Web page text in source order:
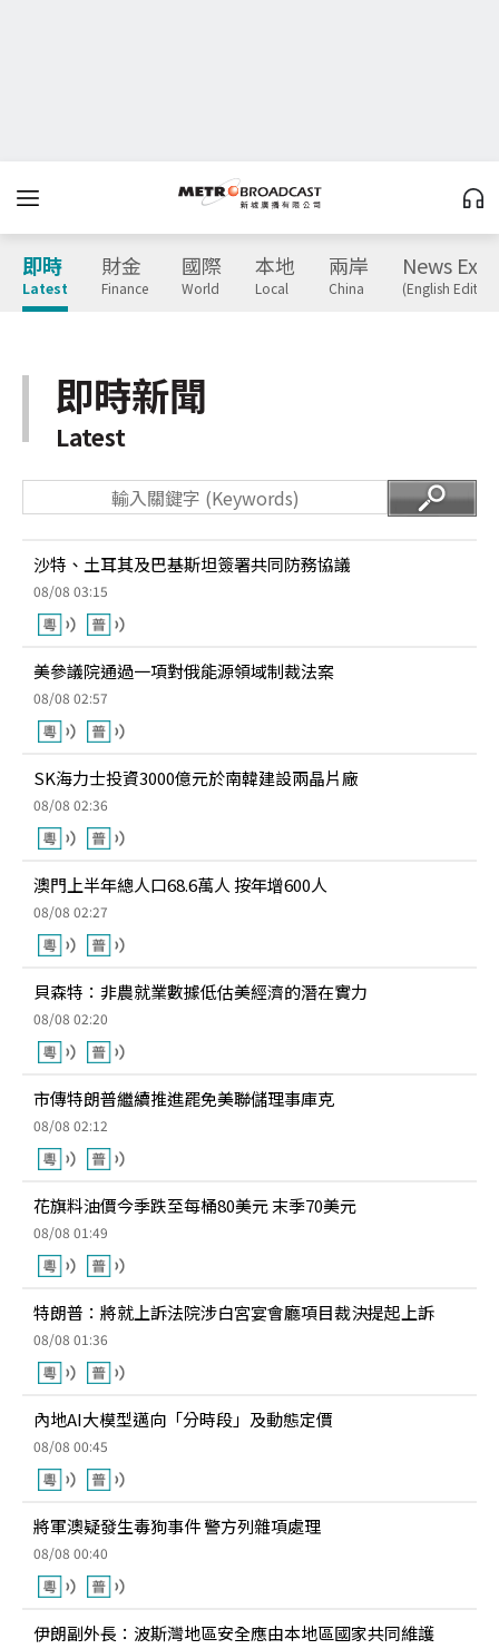
即時
Latest
財金
Finance
國際
World
本地
Local
兩岸
China
News
(English
即時新聞
Latest
沙特、土耳其及巴基斯坦簽署共同防務協議
08/08 03:15
美參議院通過一項對俄能源領域制裁法案
08/08 02:57
SK海力士投資3000億元於南韓建設兩晶片廠
08/08 02:36
澳門上半年總人口68.6萬人 按年增600人
08/08 02:27
貝森特：非農就業數據低估美經濟的潛在實力
08/08 02:20
市傳特朗普繼續推進罷免美聯儲理事庫克
08/08 02:12
花旗料油價今季跌至每桶80美元 末季70美元
08/08 01:49
特朗普：將就上訴法院涉白宮宴會廳項目裁決提起上訴
08/08 01:36
內地AI大模型邁向「分時段」及動態定價
08/08 00:45
將軍澳疑發生毒狗事件 警方列雜項處理
08/08 00:40
伊朗副外長：波斯灣地區安全應由本地區國家共同維護